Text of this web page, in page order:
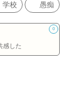
学校 愚痴
0
感した